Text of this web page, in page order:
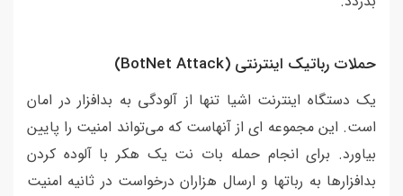
حملات رباتیک اینترنتی (BotNet Attack)
یک دستگاه اینترنت اشیا تنها از آلودگی به بدافزار در امان
است. این مجموعه ای از آنهاست که می‌تواند امنیت را پایین
بیاورد. برای انجام حمله بات نت یک هکر با آلوده کردن
بدافزارها به رباتها و ارسال هزاران درخواست در ثانیه امنیت